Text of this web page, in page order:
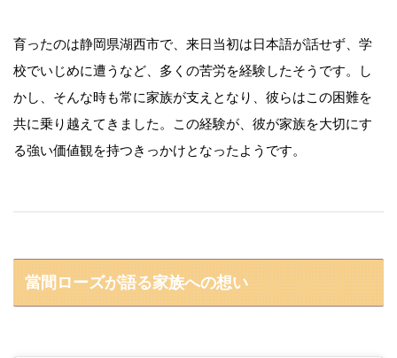
育ったのは静岡県湖西市で、来日当初は日本語が話せず、学
校でいじめに遭うなど、多くの苦労を経験したそうです。し
かし、そんな時も常に家族が支えとなり、彼らはこの困難を
共に乗り越えてきました。この経験が、彼が家族を大切にす
る強い価値観を持つきっかけとなったようです。
當間ローズが語る家族への想い